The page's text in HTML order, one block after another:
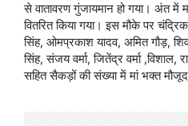
से वातावरण गुंजायमान हो गया। अंत में
वितरित किया गया। इस मौके पर
सिंह, ओमप्रकाश यादव, अमित गौड़,
सिंह, संजय वर्मा, जितेंद्र वर्मा ,विशाल,
सहित सैकड़ों की संख्या में मां भक्त